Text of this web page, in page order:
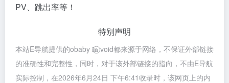
PV、跳出率等！
特别声明
本站E导航提供的obaby 𝐢‍𝐧⃝ void都来源于网络，不保证外部链接
的准确性和完整性，同时，对于该外部链接的指向，不由E导航
实际控制，在2026年6月24日 下午6:41收录时，该网页上的内